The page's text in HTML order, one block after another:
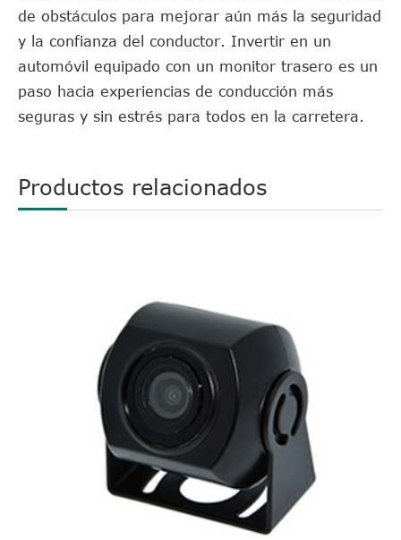
de obstáculos para mejorar aún más la seguridad
y la confianza del conductor. Invertir en un
automóvil equipado con un monitor trasero es un
paso hacia experiencias de conducción más
seguras y sin estrés para todos en la carretera.
Productos relacionados